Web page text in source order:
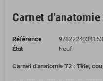
Carnet
Référence
9782224034153
État
Neuf
Carnet d'anatomie T2 : Tête,